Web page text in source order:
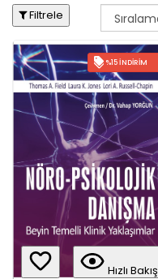
Filtrele
%15 İNDIRIM
Hızlı Bakış